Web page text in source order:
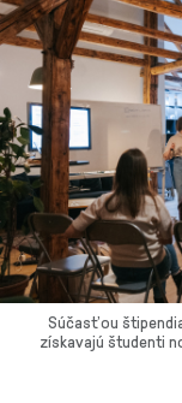
Súčasťou
získavajú študenti